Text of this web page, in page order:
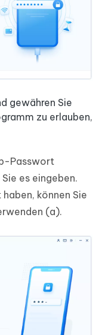
gewähren Sie
zu erlauben,
Passwort
es eingeben.
können Sie
(a).